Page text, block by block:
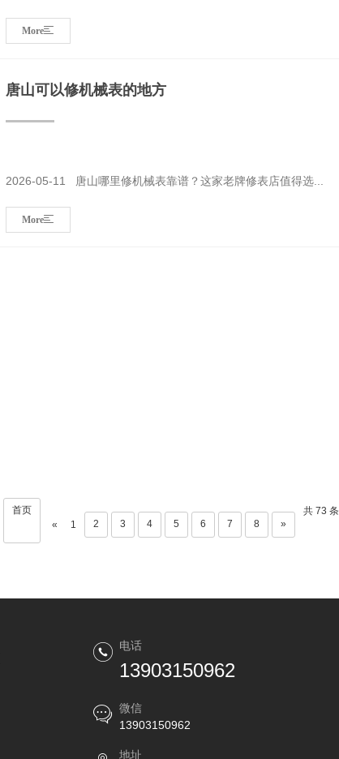
More
唐山可以修机械表的地方
2026-05-11 唐山哪里修机械表靠谱？这家老牌修表店值得选...
More
首页
«
1 2 3 4 5 6 7 8 »
共 73 条
电话
13903150962
微信
13903150962
地址